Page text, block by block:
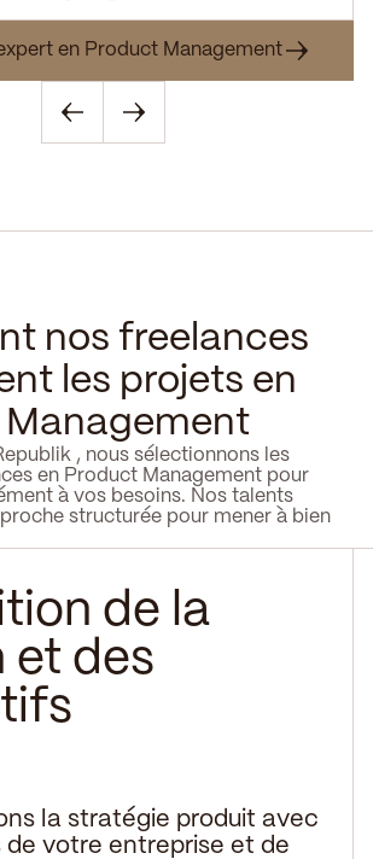
en Product Management
nos freelances
les projets en
Management
, nous sélectionnons les
en Product Management pour
à vos besoins. Nos talents
structurée pour mener à bien
de la
et des
la stratégie produit avec
de votre entreprise et de